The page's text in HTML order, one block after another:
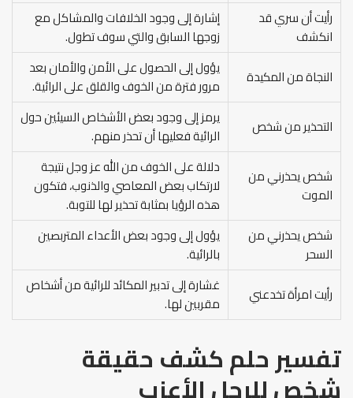
رأيت أن سري قد
انكشف
إشارة إلى وجود الخلافات والمشاكل مع
زوجها السابق والتي سوف تطول.
النجاة من المكيدة
يؤول إلى الحصول على الأمن والأمان بعد
مرور فترة من الخوف والقلق على الرائية.
التحذير من شخص
يرمز إلى وجود بعض الأشخاص السيئين حول
الرائية فعليها أن تحذر منهم.
شخص يحذرني من
الموت
دلالة على الخوف من الله عز وجل نتيجة
لارتكاب بعض المعاصي والذنوب، فتكون
هذه الرؤيا بمثابة تحذير لها للتوبة.
شخص يحذرني من
السحر
يؤول إلى وجود بعض الأعداء المتربصين
بالرائية.
رأيت امرأة تخدعني
غشارة إلى تدبير المكائد للرائية من أشخاص
مقربين لها.
تفسير حلم كشف حقيقة